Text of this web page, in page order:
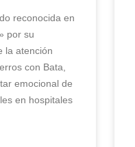
reconocida en
por su
la atención
con Bata,
emocional de
en hospitales